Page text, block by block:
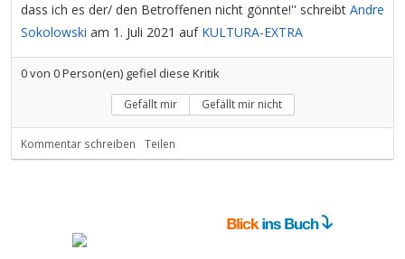
dass ich es der/ den Betroffenen nicht gönnte!'' schreibt Andre
Sokolowski am 1. Juli 2021 auf KULTURA-EXTRA
0von 0Person(en) gefiel diese Kritik
Gefällt mir Gefällt mir nicht
Kommentar schreiben Teilen